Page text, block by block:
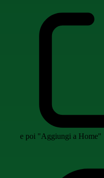
e poi "Aggiungi a Home"